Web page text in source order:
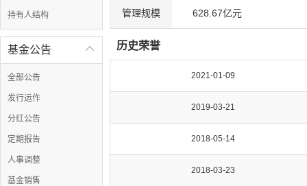
持有人结构

基金公告
全部公告
发行运作
分红公告
定期报告
人事调整
基金销售
管理规模 628.67亿元
历史荣誉
2021-01-09
2019-03-21
2018-05-14
2018-03-23